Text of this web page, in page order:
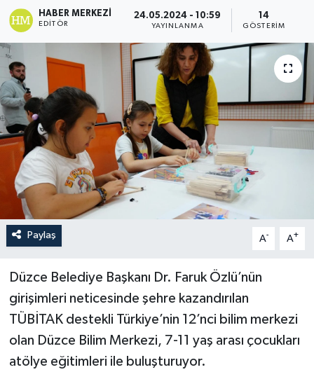
HABER MERKEZI
EDITÖR
24.05.2024 - 10:59
YAYINLANMA
14
GÖSTERIM
Paylaş A- A+
Düzce Belediye Başkanı Dr. Faruk Özlü’nün
girişimleri neticesinde şehre kazandırılan
TÜBİTAK destekli Türkiye’nin 12’nci bilim merkezi
olan Düzce Bilim Merkezi, 7-11 yaş arası çocukları
atölye eğitimleri ile buluşturuyor.